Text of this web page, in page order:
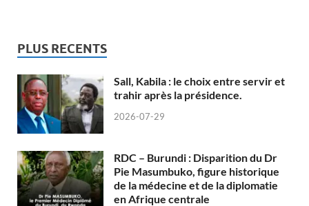
PLUS RECENTS
Sall, Kabila : le choix entre servir et
trahir après la présidence.
2026-07-29
RDC – Burundi : Disparition du Dr
Pie Masumbuko, figure historique
de la médecine et de la diplomatie
en Afrique centrale